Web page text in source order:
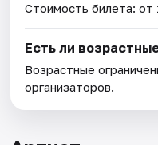
Стоимость билета: от
Есть ли
Возрастные
организаторов.